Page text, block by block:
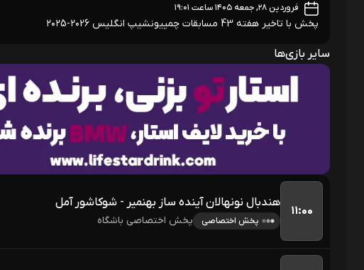
فروردین ۲۸, جمعه ۱۴۰۵ ساعت ۱۹:۰۱
پخش با تاخیر هفته 43 مسابقات چمپیونشیپ انگلیس ۲۰26-۲۰۲5
سایر بازی‌ها
۱۱:۰۰
هندبال نونهالان آینده ساز بهنمیر - شوکاشور آمل
پخش اختصاصی پخش اختصاصی باشگاه